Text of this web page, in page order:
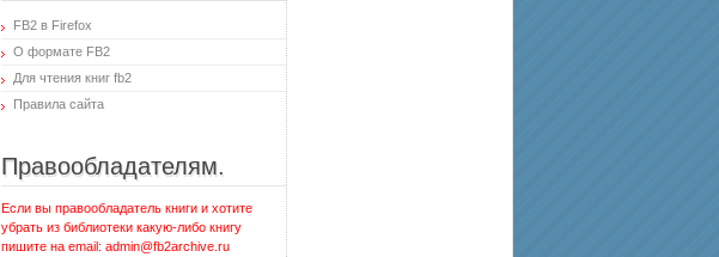
FB2 в Firefox
О формате FB2
Для чтения книг fb2
Правила сайта
Правообладателям.
Если вы правообладатель книги и хотите
убрать из библиотеки какую-либо книгу
пишите на email: admin@fb2archive.ru